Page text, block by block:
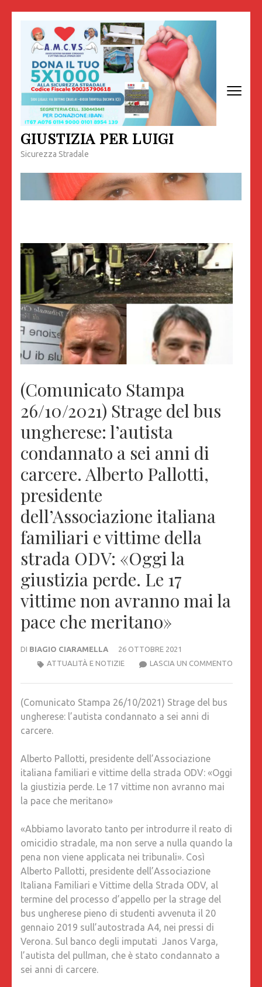
contenuto
(premi
invio)
GIUSTIZIA PER LUIGI
Sicurezza Stradale
(Comunicato Stampa
26/10/2021) Strage del bus
ungherese: l’autista
condannato a sei anni di
carcere. Alberto Pallotti,
presidente
dell’Associazione italiana
familiari e vittime della
strada ODV: «Oggi la
giustizia perde. Le 17
vittime non avranno mai la
pace che meritano»
DI BIAGIO CIARAMELLA
26 OTTOBRE 2021
LASCIA UN COMMENTO
ATTUALITÀ E NOTIZIE
(Comunicato Stampa 26/10/2021) Strage del bus
ungherese: l’autista condannato a sei anni di
carcere.
Alberto Pallotti, presidente dell’Associazione
italiana familiari e vittime della strada ODV: «Oggi
la giustizia perde. Le 17 vittime non avranno mai
la pace che meritano»
«Abbiamo lavorato tanto per introdurre il reato di
omicidio stradale, ma non serve a nulla quando la
pena non viene applicata nei tribunali». Così
Alberto Pallotti, presidente dell’Associazione
Italiana Familiari e Vittime della Strada ODV, al
termine del processo d’appello per la strage del
bus ungherese pieno di studenti avvenuta il 20
gennaio 2019 sull’autostrada A4, nei pressi di
Verona. Sul banco degli imputati Janos Varga,
l’autista del pullman, che è stato condannato a
sei anni di carcere.